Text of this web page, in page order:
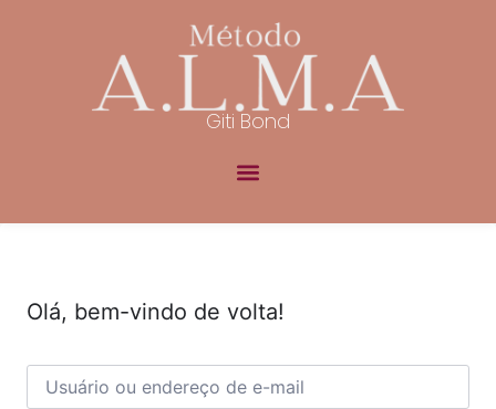
Giti Bond
Olá, bem-vindo de volta!